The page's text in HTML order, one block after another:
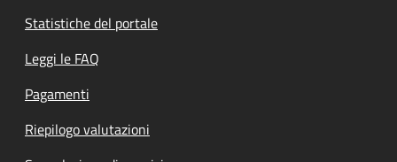
Statistiche del portale
Leggi le FAQ
Pagamenti
Riepilogo valutazioni